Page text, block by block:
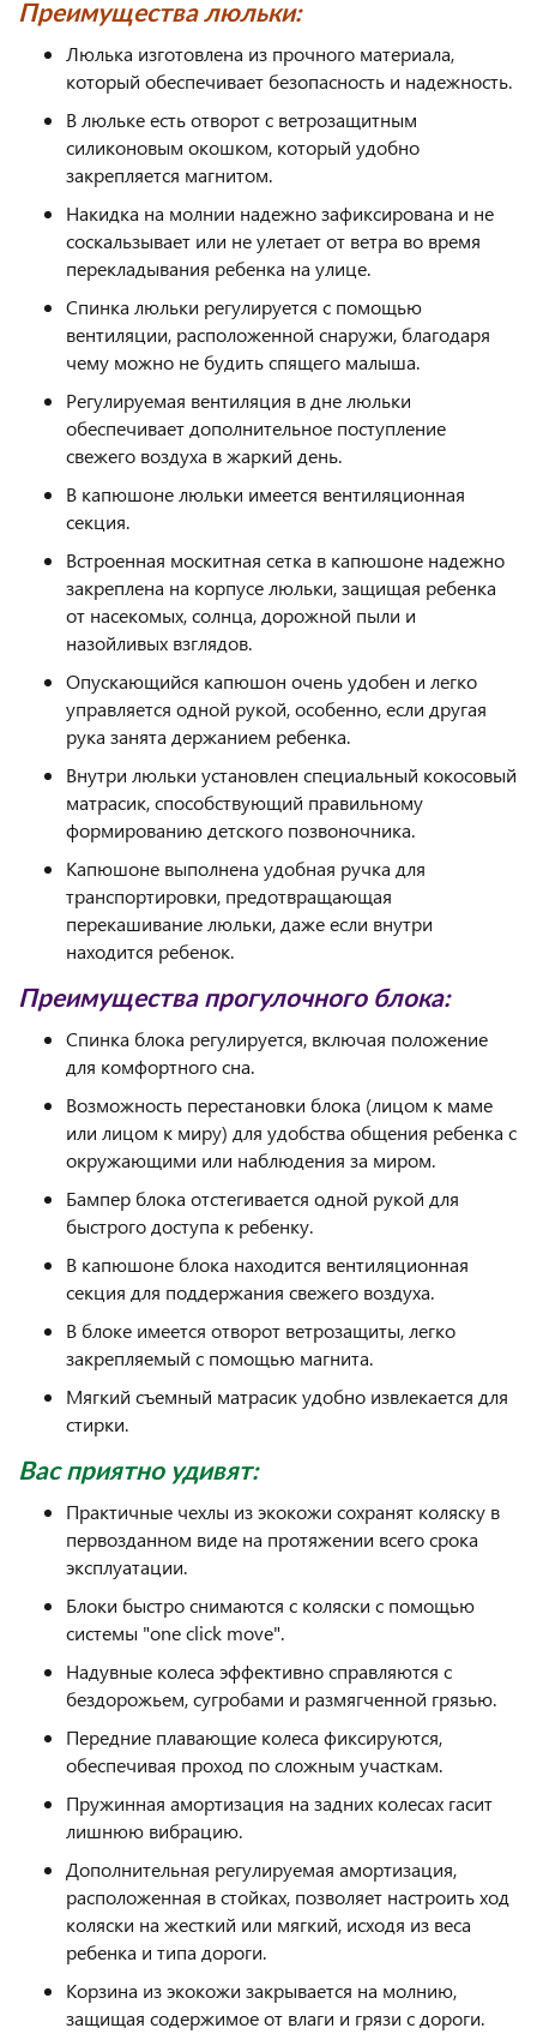
Преимущества люльки:
Люлька изготовлена из прочного материала,
который обеспечивает безопасность и надежность.
В люльке есть отворот с ветрозащитным
силиконовым окошком, который удобно
закрепляется магнитом.
Накидка на молнии надежно зафиксирована и не
соскальзывает или не улетает от ветра во время
перекладывания ребенка на улице.
Спинка люльки регулируется с помощью
вентиляции, расположенной снаружи, благодаря
чему можно не будить спящего малыша.
Регулируемая вентиляция в дне люльки
обеспечивает дополнительное поступление
свежего воздуха в жаркий день.
В капюшоне люльки имеется вентиляционная
секция.
Встроенная москитная сетка в капюшоне надежно
закреплена на корпусе люльки, защищая ребенка
от насекомых, солнца, дорожной пыли и
назойливых взглядов.
Опускающийся капюшон очень удобен и легко
управляется одной рукой, особенно, если другая
рука занята держанием ребенка.
Внутри люльки установлен специальный кокосовый
матрасик, способствующий правильному
формированию детского позвоночника.
Капюшоне выполнена удобная ручка для
транспортировки, предотвращающая
перекашивание люльки, даже если внутри
находится ребенок.
Преимущества прогулочного блока:
Спинка блока регулируется, включая положение
для комфортного сна.
Возможность перестановки блока (лицом к маме
или лицом к миру) для удобства общения ребенка с
окружающими или наблюдения за миром.
Бампер блока отстегивается одной рукой для
быстрого доступа к ребенку.
В капюшоне блока находится вентиляционная
секция для поддержания свежего воздуха.
В блоке имеется отворот ветрозащиты, легко
закрепляемый с помощью магнита.
Мягкий съемный матрасик удобно извлекается для
стирки.
Вас приятно удивят:
Практичные чехлы из экокожи сохранят коляску в
первозданном виде на протяжении всего срока
эксплуатации.
Блоки быстро снимаются с коляски с помощью
системы "one click move".
Надувные колеса эффективно справляются с
бездорожьем, сугробами и размягченной грязью.
Передние плавающие колеса фиксируются,
обеспечивая проход по сложным участкам.
Пружинная амортизация на задних колесах гасит
лишнюю вибрацию.
Дополнительная регулируемая амортизация,
расположенная в стойках, позволяет настроить ход
коляски на жесткий или мягкий, исходя из веса
ребенка и типа дороги.
Корзина из экокожи закрывается на молнию,
защищая содержимое от влаги и грязи с дороги.